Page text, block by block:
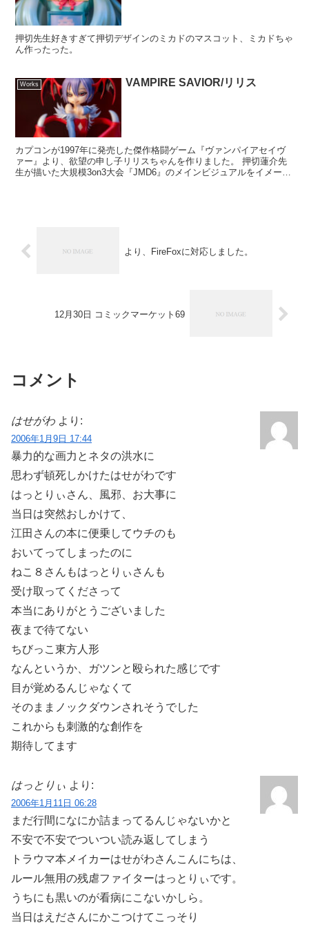
押切先生好きすぎて押切デザインのミカドのマスコット、ミカドちゃ
ん作ったった。
Works VAMPIRE SAVIOR/リリス
カプコンが1997年に発売した傑作格闘ゲーム『ヴァンパイアセイヴ
ァー』より、欲望の申し子リリスちゃんを作りました。 押切蓮介先
生が描いた大規模3on3大会『JMD6』のメインビジュアルをイメージ
より、FireFoxに対応しました。
12月30日 コミックマーケット69
コメント
はせがわ より:
2006年1月9日 17:44
暴力的な画力とネタの洪水に
思わず頓死しかけたはせがわです
はっとりぃさん、風邪、お大事に
当日は突然おしかけて、
江田さんの本に便乗してウチのも
おいてってしまったのに
ねこ８さんもはっとりぃさんも
受け取ってくださって
本当にありがとうございました
夜まで待てない
ちびっこ東方人形
なんというか、ガツンと殴られた感じです
目が覚めるんじゃなくて
そのままノックダウンされそうでした
これからも刺激的な創作を
期待してます
はっとりぃ より:
2006年1月11日 06:28
まだ行間になにか詰まってるんじゃないかと
不安で不安でついつい読み返してしまう
トラウマ本メイカーはせがわさんこんにちは、
ルール無用の残虐ファイターはっとりぃです。
うちにも黒いのが看病にこないかしら。
当日はえださんにかこつけてこっそり